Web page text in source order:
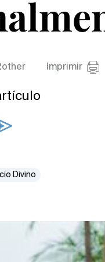
Imprimir
Divino